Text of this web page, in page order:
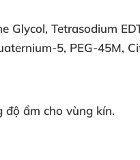
Glycol, Tetrasodium
5, PEG-45M,
độ ẩm cho vùng kín.